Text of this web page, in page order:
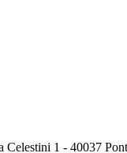
1 - 40037